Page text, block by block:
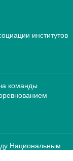
институтов
команды
Национальным